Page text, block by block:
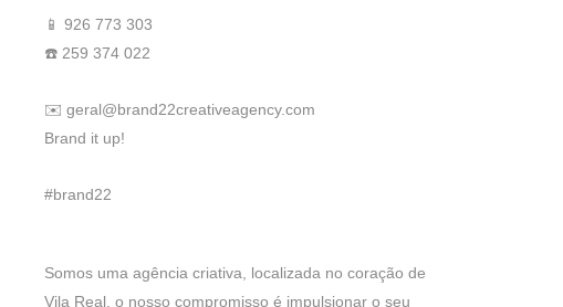
📱 926 773 303
☎️ 259 374 022
✉️ geral@brand22creativeagency.com
Brand it up!
#brand22
Somos uma agência criativa, localizada no coração de
Vila Real, o nosso compromisso é impulsionar o seu